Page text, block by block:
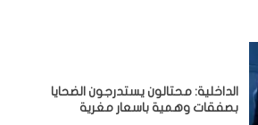
الداخلية: محتالون يستدرجون الضحايا
بصفقات وهمية باسعار مغرية